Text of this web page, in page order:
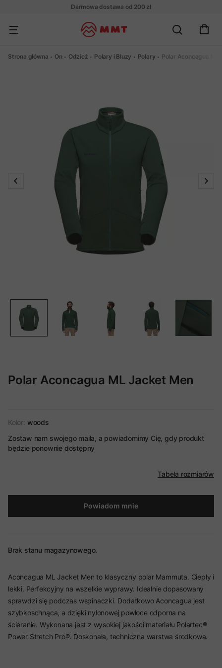
Darmowa dostawa od 200 zł
Strona główna On Odzież Polary i Bluzy Polary Polar Aconcagua ML
Polar Aconcagua ML Jacket Men
Kolor: woods
Zostaw nam swojego maila, a powiadomimy Cię, gdy produkt
będzie ponownie dostępny
Tabela rozmiarów
Powiadom mnie
Brak stanu magazynowego.
Aconcagua ML Jacket Men to klasyczny polar Mammuta. Ciepły i
lekki. Perfekcyjny na wszelkie wyprawy. Idealnie dopasowany
sprawdzi się podczas wspinaczki. Dodatkowo Aconcagua jest
szybkoschnąca, a dzięki nylonowej powłoce odporna na
ścieranie. Wykonana jest z wysokiej jakości materiału Polartec®
Power Stretch Pro®. Doskonała, techniczna warstwa środkowa.